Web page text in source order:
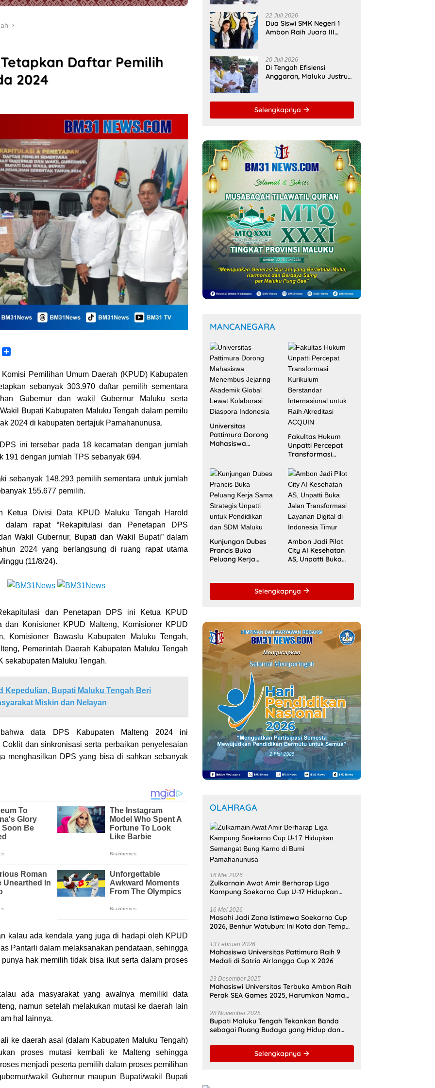
Daftar Pemilih
2024
k
r
e
Pemilihan Umum Daerah (KPUD) Kabupaten
sebanyak 303.970 daftar pemilih sementara
Gubernur dan wakil Gubernur Maluku serta
Bupati Kabupaten Maluku Tengah dalam pemilu
2024 di kabupaten bertajuk Pamahanunusa.
ini tersebar pada 18 kecamatan dengan jumlah
191 dengan jumlah TPS sebanyak 694.
sebanyak 148.293 pemilih sementara untuk jumlah
155.677 pemilih.
Ketua Divisi Data KPUD Maluku Tengah Harold
dalam rapat “Rekapitulasi dan Penetapan DPS
Wakil Gubernur, Bupati dan Wakil Bupati” dalam
2024 yang berlangsung di ruang rapat utama
(11/8/24).
dan Penetapan DPS ini Ketua KPUD
dan Konisioner KPUD Malteng, Komisioner KPUD
Komisioner Bawaslu Kabupaten Maluku Tengah,
Pemerintah Daerah Kabupaten Maluku Tengah
sekabupaten Maluku Tengah.
Kepedulian, Bupati Maluku Tengah Beri
Miskin dan Nelayan
bahwa data DPS Kabupaten Malteng 2024 ini
dan sinkronisasi serta perbaikan penyelesaian
menghasilkan DPS yang bisa di sahkan sebanyak
kalau ada kendala yang juga di hadapi oleh KPUD
Pantarli dalam melaksanakan pendataan, sehingga
hak memilih tidak bisa ikut serta dalam proses
ada masyarakat yang awalnya memiliki data
namun setelah melakukan mutasi ke daerah lain
hal lainnya.
ke daerah asal (dalam Kabupaten Maluku Tengah)
proses mutasi kembali ke Malteng sehingga
menjadi peserta pemilih dalam proses pemilihan
wakil Gubernur maupun Bupati/wakil Bupati
Kolaborasi
Multipendanaan
22 Juli 2026
Dua Siswi SMK Negeri 1
Ambon Raih Juara III
20 Juli 2026
Di Tengah Efisiensi
Anggaran, Maluku Justru
Kemandirian Pangan
Selengkapnya
MANCANEGARA
Universitas
Pattimura Dorong
Mahasiswa
Lewat Kolaborasi
Diaspora Indonesia
Fakultas Hukum
Unpatti Percepat
Transformasi
Berstandar
Internasional untuk
Raih Akreditasi
ACQUIN
Kunjungan Dubes
Prancis Buka
Peluang Kerja
Pendidikan dan
Ambon Jadi Pilot
City AI Kesehatan
AS, Unpatti Buka
Indonesia Timur
Selengkapnya
OLAHRAGA
16 Mei 2026
Zulkarnain Awat Amir Berharap Liga
Kampung Soekarno Cup U-17 Hidupkan
Pamahanunusa
16 Mei 2026
Masohi Jadi Zona Istimewa Soekarno Cup
2026, Benhur Watubun: Ini Kota dan Tempat
13 Februari 2026
Mahasiswa Universitas Pattimura Raih 9
Medali di Satria Airlangga Cup X 2026
23 Desember 2025
Mahasiswi Universitas Terbuka Ambon Raih
Perak SEA Games 2025, Harumkan Nama
28 November 2025
Bupati Maluku Tengah Tekankan Banda
sebagai Ruang Budaya yang Hidup dan
Selengkapnya